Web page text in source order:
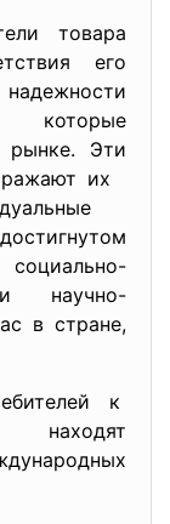
товара
его
надежности
которые
рынке. Эти
их
и научно-
в стране,
к
находят